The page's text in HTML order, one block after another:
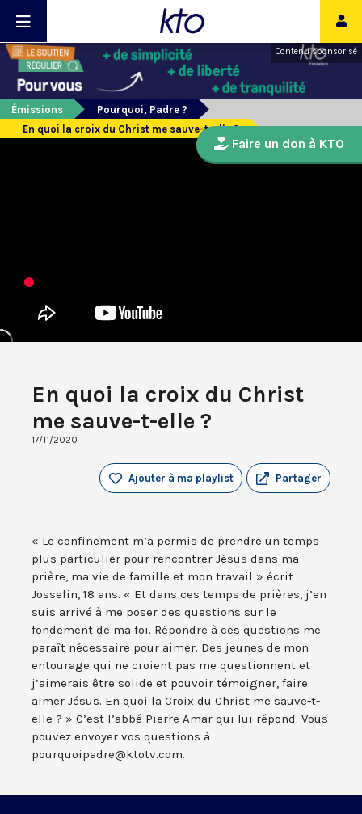
Contenu sponsorisé
Émissions
Pourquoi, Padre ?
En quoi la croix du Christ me sauve-t-elle ?
En quoi la croix du Christ
me sauve-t-elle ?
17/11/2020
Partager
Ajouter à ma playlist
« Le confinement m’a permis de prendre un temps
plus particulier pour rencontrer Jésus dans ma
prière, ma vie de famille et mon travail » écrit
Josselin, 18 ans. « Et dans ces temps de prières, j’en
suis arrivé à me poser des questions sur le
fondement de ma foi. Répondre à ces questions me
paraît nécessaire pour aimer. Des jeunes de mon
entourage qui ne croient pas me questionnent et
j’aimerais être solide et pouvoir témoigner, faire
aimer Jésus. En quoi la Croix du Christ me sauve-t-
elle ? » C’est l’abbé Pierre Amar qui lui répond. Vous
pouvez envoyer vos questions à
pourquoipadre@ktotv.com.
Faire un don à KTO